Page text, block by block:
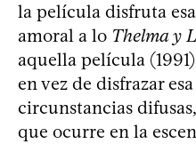
la película disfruta
amoral a lo Thelma y
aquella película
en vez de disfrazar
circunstancias
que ocurre en la